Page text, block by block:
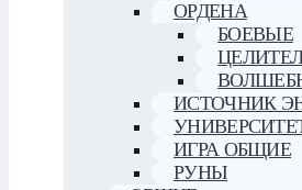
ОРДЕНА
БОЕВЫЕ
ИСТОЧНИК
ИГРА ОБЩИЕ
РУНЫ